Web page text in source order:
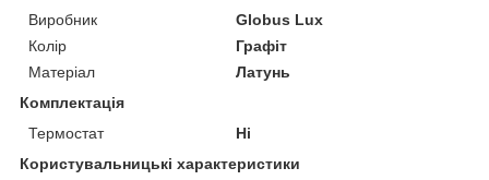
Виробник
Globus Lux
Колір
Графіт
Матеріал
Латунь
Комплектація
Термостат
Ні
Користувальницькі характеристики